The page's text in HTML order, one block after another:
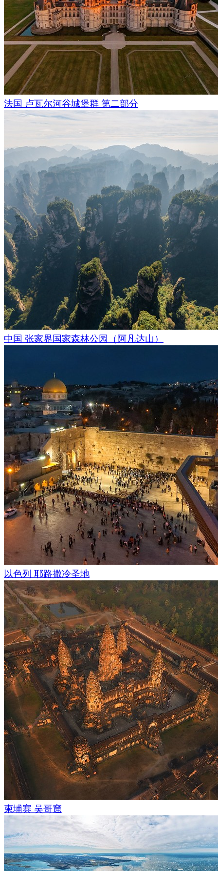
双年展已成为一项独特的活动：这是一次包含艺术，哲学和科
它可以是世界社会模式的介绍，也可以是对非特定民族空间的
梦幻般的风景不仅仅是创作艺术作品的"空白画布" ，更是每一
积极参与者和共同作者。
AirPano 团队加入了这次探险，记录并永久保存了这些有时间
由Dmitry Moiseenko和Stas Sedov
法国 卢瓦尔河谷城堡群 第二部分
中国 张家界国家森林公园（阿凡达山）
以色列 耶路撒冷圣地
柬埔寨 吴哥窟